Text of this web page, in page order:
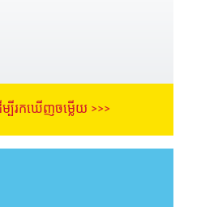
បីរកឃើញចម្លើយ >>>